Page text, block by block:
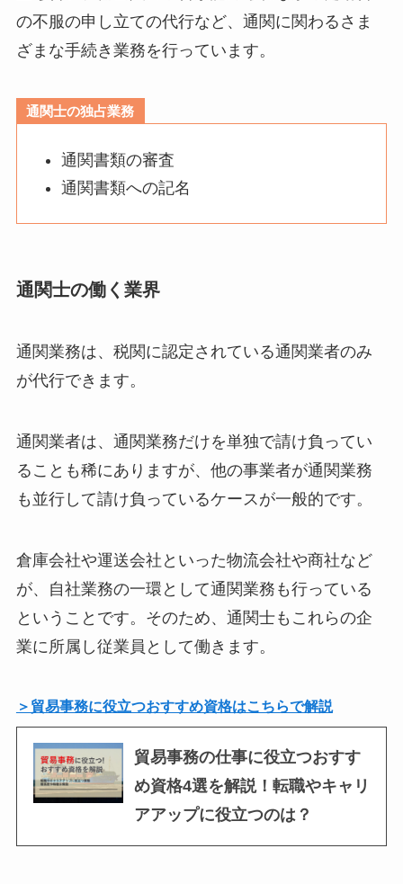
の不服の申し立ての代行など、通関に関わるさま
ざまな手続き業務を行っています。
通関士の独占業務
通関書類の審査
通関書類への記名
通関士の働く業界
通関業務は、税関に認定されている通関業者のみ
が代行できます。
通関業者は、通関業務だけを単独で請け負ってい
ることも稀にありますが、他の事業者が通関業務
も並行して請け負っているケースが一般的です。
倉庫会社や運送会社といった物流会社や商社など
が、自社業務の一環として通関業務も行っている
ということです。そのため、通関士もこれらの企
業に所属し従業員として働きます。
＞貿易事務に役立つおすすめ資格はこちらで解説
貿易事務の仕事に役立つおすす
め資格4選を解説！転職やキャリ
アアップに役立つのは？